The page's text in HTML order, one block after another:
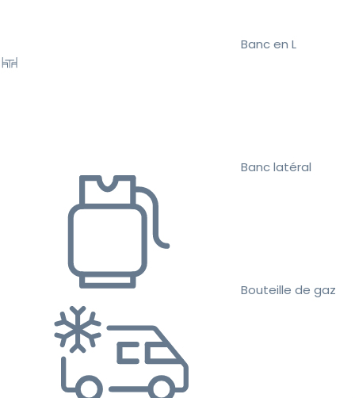
Banc en L
Banc latéral
Bouteille de gaz